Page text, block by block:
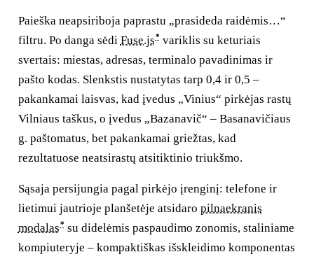
Paieška neapsiriboja paprastu „prasideda raidėmis…“
filtru. Po danga sėdi Fuse.js* variklis su keturiais
svertais: miestas, adresas, terminalo pavadinimas ir
pašto kodas. Slenkstis nustatytas tarp 0,4 ir 0,5 –
pakankamai laisvas, kad įvedus „Vinius“ pirkėjas rastų
Vilniaus taškus, o įvedus „Bazanavič“ – Basanavičiaus
g. paštomatus, bet pakankamai griežtas, kad
rezultatuose neatsirastų atsitiktinio triukšmo.
Sąsaja persijungia pagal pirkėjo įrenginį: telefone ir
lietimui jautrioje planšetėje atsidaro pilnaekranis
modalas* su didelėmis paspaudimo zonomis, staliniame
kompiuteryje – kompaktiškas išskleidimo komponentas